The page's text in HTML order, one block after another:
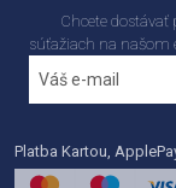
Chcete
súťažiach na našom
Platba Kartou,